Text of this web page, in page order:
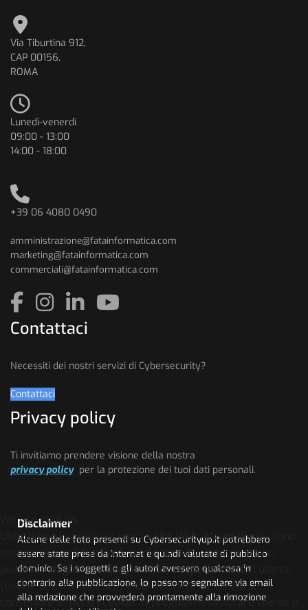
Via Tiburtina 912,
CAP 00156,
ROMA
Lunedì-venerdì
09:00 - 13:00
14:00 - 18:00
+39 06 4080 0490
amministrazione@fatainformatica.com
marketing@fatainformatica.com
commerciali@fatainformatica.com
Contattaci
Necessiti dei nostri servizi di Cybersecurity?
Contattaci
Privacy policy
Ti invitiamo prendere visione della nostra
privacy policyper la protezione dei tuoi dati personali.
Disclaimer
Alcune delle foto presenti su Cybersecurityup.it potrebbero
essere state prese da Internet e quindi valutate di pubblico
dominio. Se i soggetti o gli autori avessero qualcosa in
contrario alla pubblicazione, lo possono segnalare via email
alla redazione che provvederà prontamente alla rimozione
We use cookies
Utilizziamo i cookie sul nostro sito Web. Alcuni di essi sono
essenziali per il funzionamento del sito, mentre altri ci
aiutano a migliorare questo sito e l'esperienza dell'utente
(cookie di tracciamento). Puoi decidere tu stesso se
consentire o meno i cookie. Ti preghiamo di notare che se li